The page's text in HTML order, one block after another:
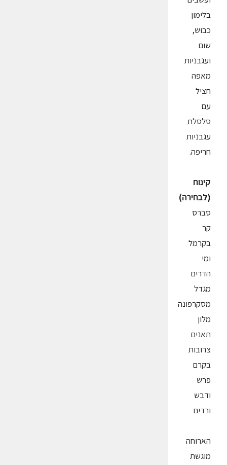
בלימון
כבוש,
שום
ועגבניות
מאפה
חציל
עם
סלסלת
עגבניות
חריפה.
קינוח
(לבחירה)
סברס
קר
בקרמל
ומי
הדרים
מגדל
מסקרפונה
מלון
תאנים
צרובות
בקרם
פרש
ודבש
ורדים
הארוחה
מוגשת